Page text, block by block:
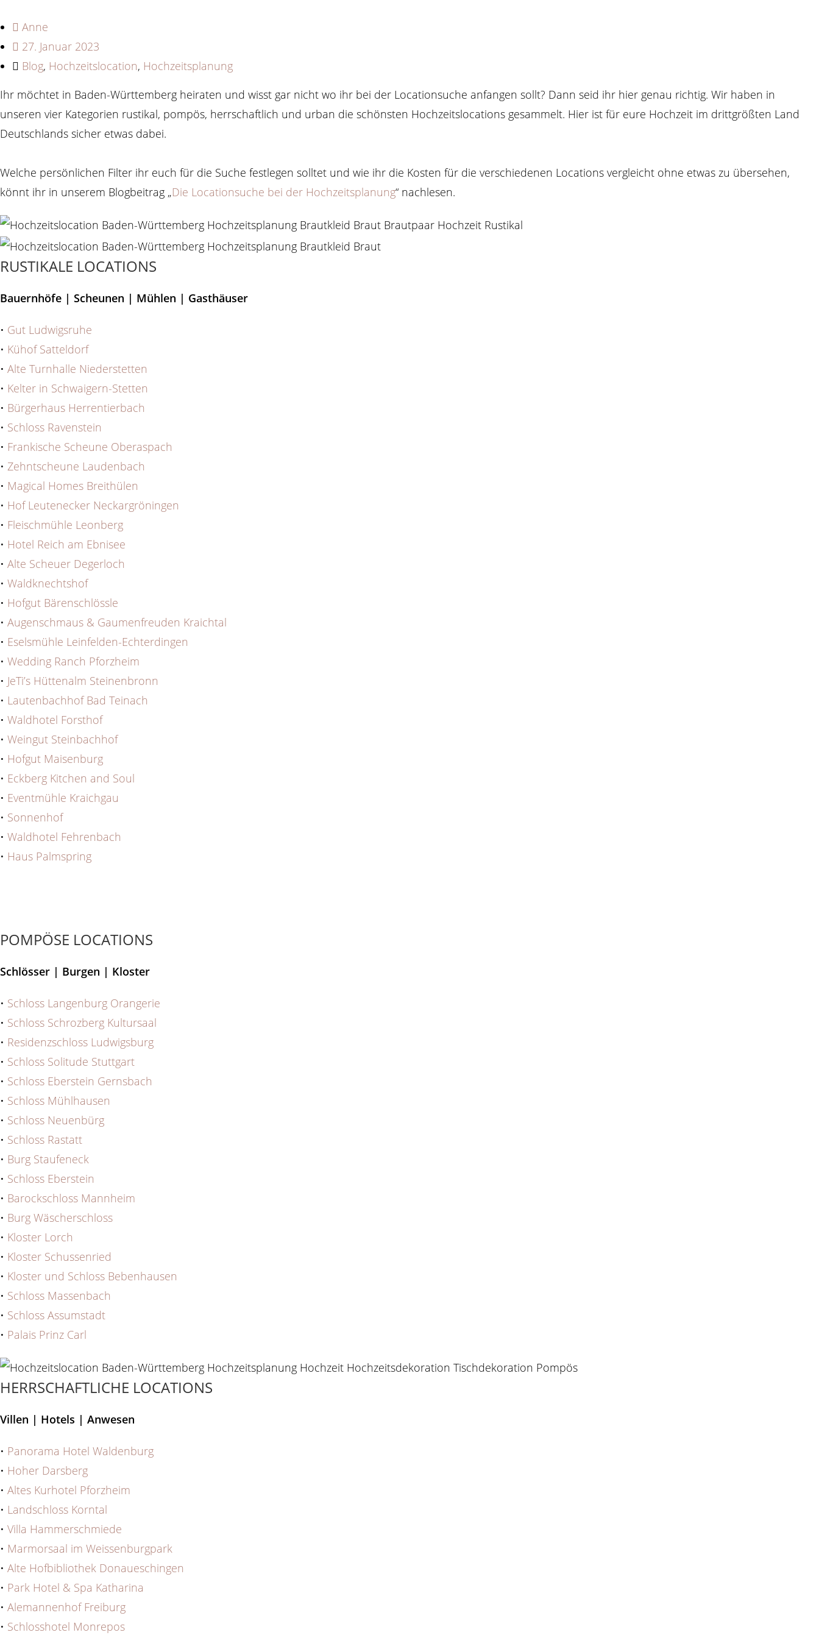
Anne
27. Januar 2023
Blog, Hochzeitslocation, Hochzeitsplanung
Ihr möchtet in Baden-Württemberg heiraten und wisst gar nicht wo ihr bei der Locationsuche anfangen sollt? Dann seid ihr hier genau richtig. Wir haben in
unseren vier Kategorien rustikal, pompös, herrschaftlich und urban die schönsten Hochzeitslocations gesammelt. Hier ist für eure Hochzeit im drittgrößten Land
Deutschlands sicher etwas dabei.
Welche persönlichen Filter ihr euch für die Suche festlegen solltet und wie ihr die Kosten für die verschiedenen Locations vergleicht ohne etwas zu übersehen,
könnt ihr in unserem Blogbeitrag „Die Locationsuche bei der Hochzeitsplanung“ nachlesen.
RUSTIKALE LOCATIONS
Bauernhöfe | Scheunen | Mühlen | Gasthäuser
• Gut Ludwigsruhe
• Kühof Satteldorf
• Alte Turnhalle Niederstetten
• Kelter in Schwaigern-Stetten
• Bürgerhaus Herrentierbach
• Schloss Ravenstein
• Frankische Scheune Oberaspach
• Zehntscheune Laudenbach
• Magical Homes Breithülen
• Hof Leutenecker Neckargröningen
• Fleischmühle Leonberg
• Hotel Reich am Ebnisee
• Alte Scheuer Degerloch
• Waldknechtshof
• Hofgut Bärenschlössle
• Augenschmaus & Gaumenfreuden Kraichtal
• Eselsmühle Leinfelden-Echterdingen
• Wedding Ranch Pforzheim
• JeTi’s Hüttenalm Steinenbronn
• Lautenbachhof Bad Teinach
• Waldhotel Forsthof
• Weingut Steinbachhof
• Hofgut Maisenburg
• Eckberg Kitchen and Soul
• Eventmühle Kraichgau
• Sonnenhof
• Waldhotel Fehrenbach
• Haus Palmspring
POMPÖSE LOCATIONS
Schlösser | Burgen | Kloster
• Schloss Langenburg Orangerie
• Schloss Schrozberg Kultursaal
• Residenzschloss Ludwigsburg
• Schloss Solitude Stuttgart
• Schloss Eberstein Gernsbach
• Schloss Mühlhausen
• Schloss Neuenbürg
• Schloss Rastatt
• Burg Staufeneck
• Schloss Eberstein
• Barockschloss Mannheim
• Burg Wäscherschloss
• Kloster Lorch
• Kloster Schussenried
• Kloster und Schloss Bebenhausen
• Schloss Massenbach
• Schloss Assumstadt
• Palais Prinz Carl
HERRSCHAFTLICHE LOCATIONS
Villen | Hotels | Anwesen
• Panorama Hotel Waldenburg
• Hoher Darsberg
• Altes Kurhotel Pforzheim
• Landschloss Korntal
• Villa Hammerschmiede
• Marmorsaal im Weissenburgpark
• Alte Hofbibliothek Donaueschingen
• Park Hotel & Spa Katharina
• Alemannenhof Freiburg
• Schlosshotel Monrepos